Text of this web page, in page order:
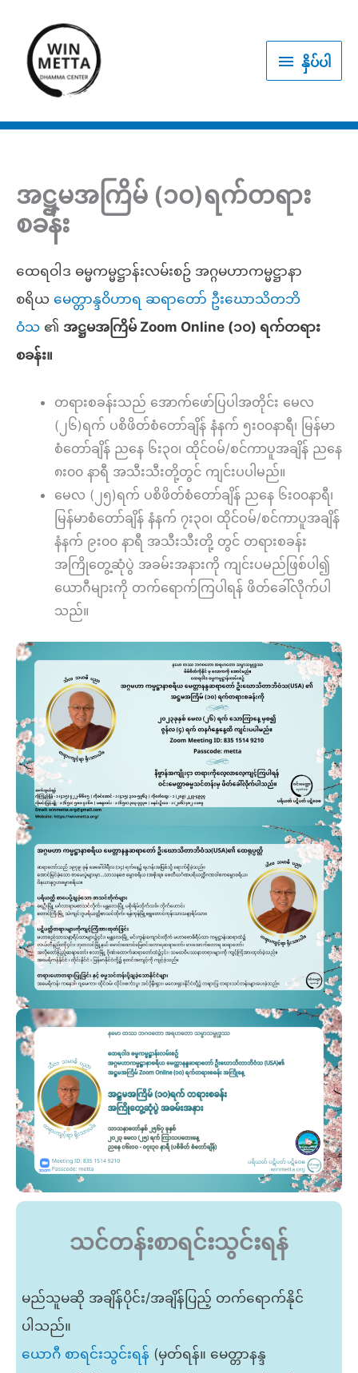
content
နှိပ် နှိပ်ပါ
အဋ္ဌမအကြိမ် (၁၀)ရက်တရား
စခန်း
ထေရဝါဒ ဓမ္မကမ္မဋ္ဌာန်းလမ်းစဥ် အဂ္ဂမဟာကမ္မဋ္ဌာနာ
စရိယ မေတ္တာန္ဒဝိဟာရ ဆရာတော် ဦးဃောသိတဘိ
ဝံသ ၏ အဋ္ဌမအကြိမ် Zoom Online (၁၀) ရက်တရား
စခန်း။
တရားစခန်းသည် အောက်ဖော်ပြပါအတိုင်း မေလ
(၂၆)ရက် ပစိဖိတ်စံတော်ချိန် နံနက် ၅း၀၀နာရီ၊ မြန်မာ
စံတော်ချိန် ညနေ ၆း၃၀၊ ထိုင်ဝမ်/စင်ကာပူအချိန် ညနေ
၈း၀၀ နာရီ အသီးသီးတို့တွင် ကျင်းပပါမည်။
မေလ (၂၅)ရက် ပစိဖိတ်စံတော်ချိန် ညနေ ၆း၀၀နာရီ၊
မြန်မာစံတော်ချိန် နံနက် ၇း၃၀၊ ထိုင်ဝမ်/စင်ကာပူအချိန်
နံနက် ၉း၀၀ နာရီ အသီးသီးတို့ တွင် တရားစခန်း
အကြိုတွေ့ဆုံပွဲ အခမ်းအနားကို ကျင်းပမည်ဖြစ်ပါ၍
ယောဂီများကို တက်ရောက်ကြပါရန် ဖိတ်ခေါ်လိုက်ပါ
သည်။
သင်တန်းစာရင်းသွင်းရန်
မည်သူမဆို အချိန်ပိုင်း/အချိန်ပြည့် တက်ရောက်နိုင်
ပါသည်။
ယောဂီ စာရင်းသွင်းရန် (မှတ်ရန်။ မေတ္တာနန္ဒ